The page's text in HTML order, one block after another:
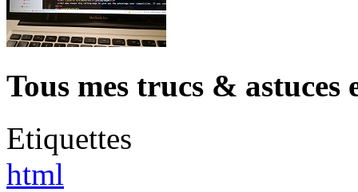
Tous mes trucs & astuces
Etiquettes
html